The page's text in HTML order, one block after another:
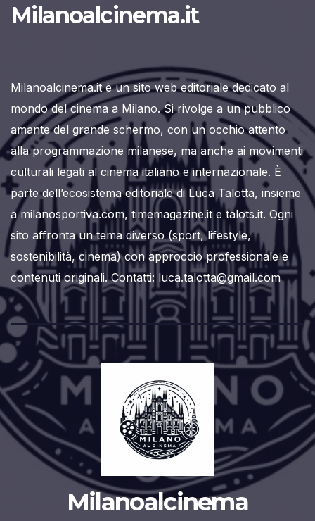
Milanoalcinema.it
Milanoalcinema.it è un sito web editoriale dedicato al
mondo del cinema a Milano. Si rivolge a un pubblico
amante del grande schermo, con un occhio attento
alla programmazione milanese, ma anche ai movimenti
culturali legati al cinema italiano e internazionale. È
parte dell’ecosistema editoriale di Luca Talotta, insieme
a milanosportiva.com, timemagazine.it e talots.it. Ogni
sito affronta un tema diverso (sport, lifestyle,
sostenibilità, cinema) con approccio professionale e
contenuti originali. Contatti: luca.talotta@gmail.com
Milanoalcinema